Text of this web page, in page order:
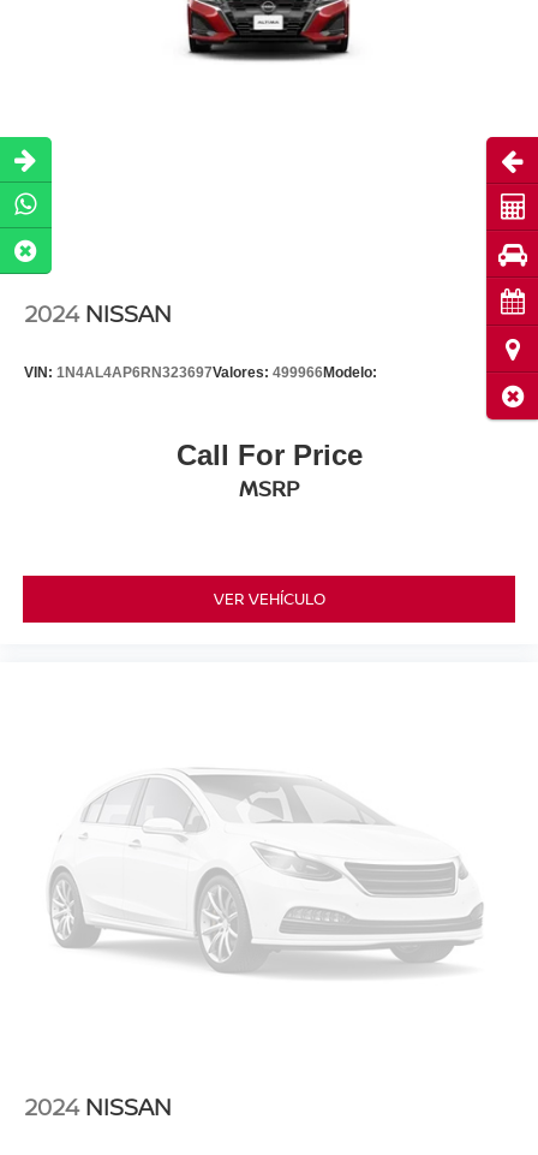
2024 NISSAN
VIN: 1N4AL4AP6RN323697Valores: 499966Modelo:
Call For Price
MSRP
VER VEHÍCULO
2024 NISSAN